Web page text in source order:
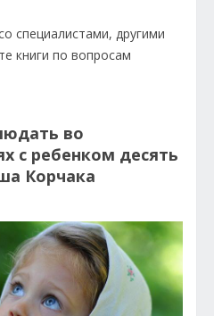
специалистами, другими
книги по вопросам
во
с ребенком десять
Корчака